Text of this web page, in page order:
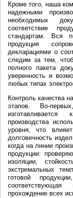
Кроме того, наша
надежными
необходимых
соответствие
стандартам. Вся
продукция
декларациями о
следим за тем,
полного пакета
уверенность и
любых типах
Контроль качества
этапов. Во-
изготавливается
производства
уровня, что
долговечность
когда на линии
продукции:
изоляции,
экстремальных
готовой
прохождение всех